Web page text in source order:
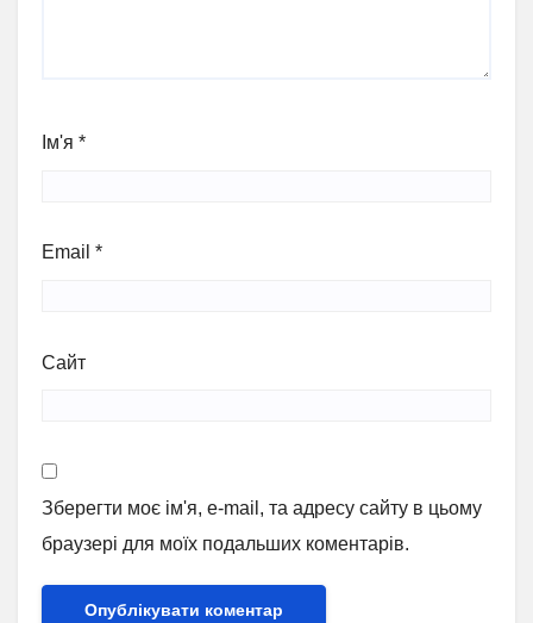
Ім'я *
Email *
Сайт
Зберегти моє ім'я, e-mail, та адресу сайту в цьому
браузері для моїх подальших коментарів.